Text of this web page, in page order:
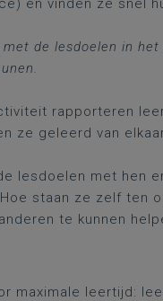
en vinden ze snel
de lesdoelen in
rapporteren
ze geleerd van
lesdoelen met hen
staan ze zelf ten
te kunnen
maximale leertijd: